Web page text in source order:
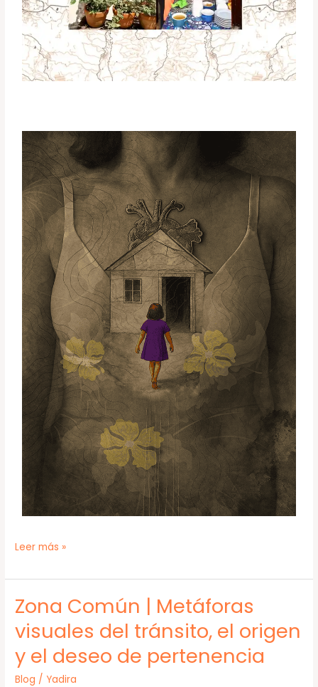
Leer más »
Zona Común | Metáforas
visuales del tránsito, el origen
y el deseo de pertenencia
Blog / Yadira
Zona
Común
|
Metáforas
visuales